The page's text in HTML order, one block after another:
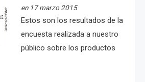
en 17 marzo 2015
Estos son los resultados de la
encuesta realizada a nuestro
público sobre los productos